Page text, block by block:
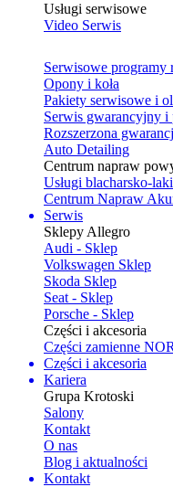
Usługi serwisowe
Video Serwis
Serwisowe programy
Opony i koła
Pakiety serwisowe i
Serwis gwarancyjny
Rozszerzona
Auto Detailing
Centrum napraw
Usługi blacharsko-
Centrum Napraw
Serwis
Sklepy Allegro
Audi - Sklep
Volkswagen Sklep
Skoda Sklep
Seat - Sklep
Porsche - Sklep
Części i akcesoria
Części zamienne
Części i akcesoria
Kariera
Grupa Krotoski
Salony
Kontakt
O nas
Blog i aktualności
Kontakt